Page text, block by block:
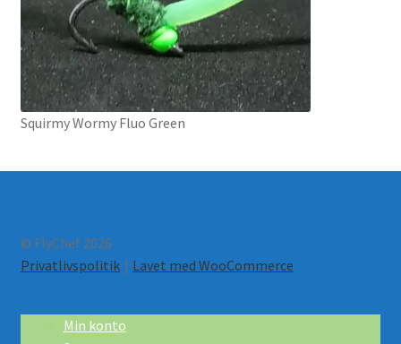
Squirmy Wormy Fluo Green
© FlyChef 2026
Privatlivspolitik
Lavet med WooCommerce.
Min konto